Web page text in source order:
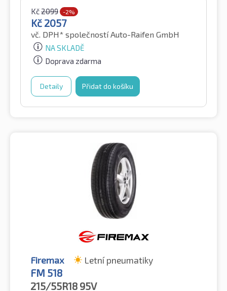
Kč2099 -2%
Kč 2057
vč. DPH* společností Auto-Raifen GmbH
NA SKLADĚ
Doprava zdarma
Detaily Přidat do košíku
Firemax Letní pneumatiky
FM 518
215/55R18 95V